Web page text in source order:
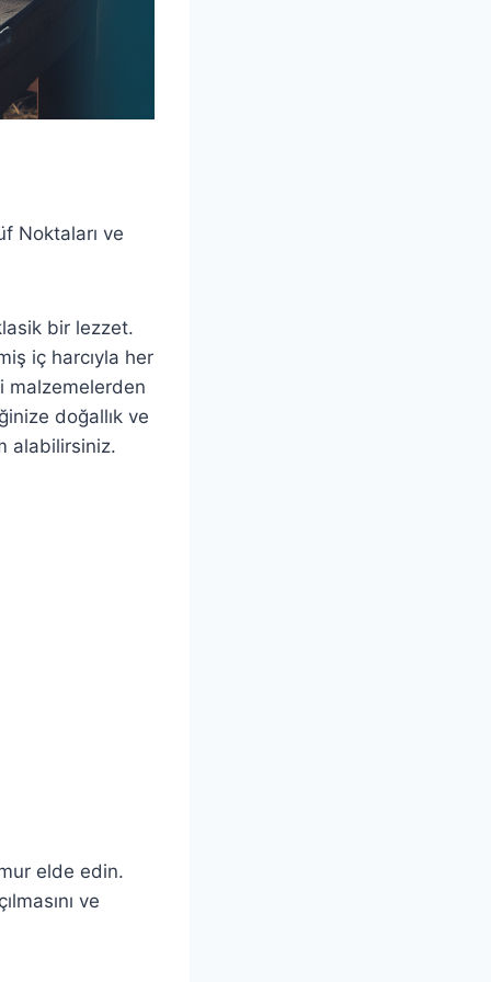
Noktaları ve
bir lezzet.
iç harcıyla her
malzemelerden
doğallık ve
alabilirsiniz.
elde edin.
ve